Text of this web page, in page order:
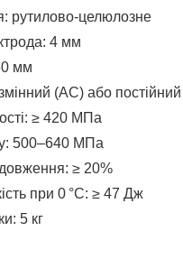
рутилово-целюлозне
4 мм
мм
(AC) або
≥ 420 МПа
500–640 МПа
≥ 20%
при 0 °C: ≥ 47 Дж
5 кг